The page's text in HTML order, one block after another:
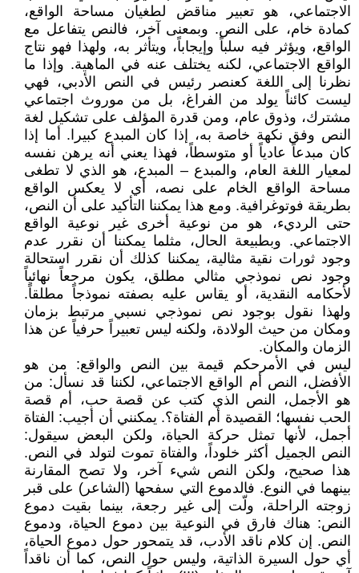
الاجتماعي، هو تعبير مناقض لطغيان مساحة الواقع،
كمادة خام، على النص. وبمعنى آخر، فالنص يتفاعل مع
الواقع، ويؤثر فيه سلباً وإيجاباً، ويتأثر به، ولهذا فهو نتاج
الواقع الاجتماعي، لكنه يختلف عنه في الماهية. وإذا ما
نظرنا إلى اللغة كعنصر رئيس في النص الأدبي، فهي
ليست كائناً يولد من الفراغ، بل من موروث اجتماعي
مشترك، وذوق عام، ومن قدرة المؤلف على تشكيل لغة
النص وفق نكهة خاصة به، إذا كان المبدع كبيرا. أما إذا
كان مبدعاً عادياً أو متوسطاً، فهذا يعني أنه يرهن نفسه
لمعيار اللغة العام، والمبدع – المبدع، هو الذي لا تطغى
مساحة الواقع الخام على نصه، أي لا يعكس الواقع
بطريقة فوتوغرافية. ومع هذا يمكننا التأكيد على أن النص،
حتى الرديء، هو من نوعية أخرى غير نوعية الواقع
الاجتماعي. وبطبيعة الحال، مثلما يمكننا أن نقرر عدم
وجود ثورات نقية مثالية، يمكننا كذلك أن نقرر استحالة
وجود نص نموذجي مثالي مطلق، يكون مرجعاً نهائياً
لأحكامه النقدية، أو يقاس عليه بصفته نموذجاً مطلقاً.
ولهذا نقول بوجود نص نموذجي نسبي مرتبط بزمان
ومكان من حيث الولادة، ولكنه ليس تعبيراً حرفياً عن هذا
الزمان والمكان.
ليس في الأمرحكم قيمة بين النص والواقع: من هو
الأفضل، النص أم الواقع الاجتماعي، لكننا قد نسأل: من
هو الأجمل، النص الذي كتب عن قصة حب، أم قصة
الحب نفسها؛ القصيدة أم الفتاة؟. يمكنني أن أجيب: الفتاة
أجمل، لأنها تمثل حركة الحياة، ولكن البعض سيقول:
النص الجميل أكثر خلوداً، والفتاة تموت لتولد في النص.
هذا صحيح، ولكن النص شيء آخر، ولا تصح المقارنة
بينهما في النوع. فالدموع التي سفحها (الشاعر) على قبر
زوجته الراحلة، ولّت إلى غير رجعة، بينما بقيت دموع
النص: هناك فارق في النوعية بين دموع الحياة، ودموع
النص. إن كلام ناقد الأدب، قد يتمحور حول دموع الحياة،
أي حول السيرة الذاتية، وليس حول النص، كما أن ناقداً